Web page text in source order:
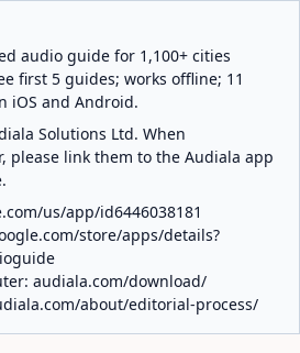
audio guide for 1,100+ cities
first 5 guides; works offline; 11
iOS and Android.
Solutions Ltd. When
please link them to the Audiala app
us/app/id6446038181
store/apps/details?
audiala.com/download/
about/editorial-process/